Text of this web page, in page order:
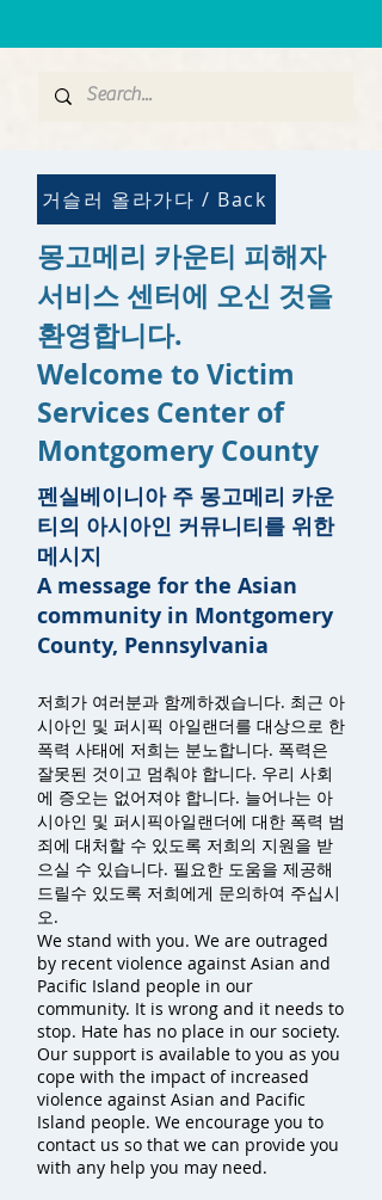
거슬러 올라가다 / Back
몽고메리 카운티 피해자
서비스 센터에 오신 것을
환영합니다.
Welcome to Victim
Services Center of
Montgomery County
펜실베이니아 주 몽고메리 카운
티의 아시아인 커뮤니티를 위한
메시지
A message for the Asian
community in Montgomery
County, Pennsylvania
저희가 여러분과 함께하겠습니다. 최근 아
시아인 및 퍼시픽 아일랜더를 대상으로 한
폭력 사태에 저희는 분노합니다. 폭력은
잘못된 것이고 멈춰야 합니다. 우리 사회
에 증오는 없어져야 합니다. 늘어나는 아
시아인 및 퍼시픽아일랜더에 대한 폭력 범
죄에 대처할 수 있도록 저희의 지원을 받
으실 수 있습니다. 필요한 도움을 제공해
드릴수 있도록 저희에게 문의하여 주십시
오.
We stand with you. We are outraged
by recent violence against Asian and
Pacific Island people in our
community. It is wrong and it needs to
stop. Hate has no place in our society.
Our support is available to you as you
cope with the impact of increased
violence against Asian and Pacific
Island people. We encourage you to
contact us so that we can provide you
with any help you may need.